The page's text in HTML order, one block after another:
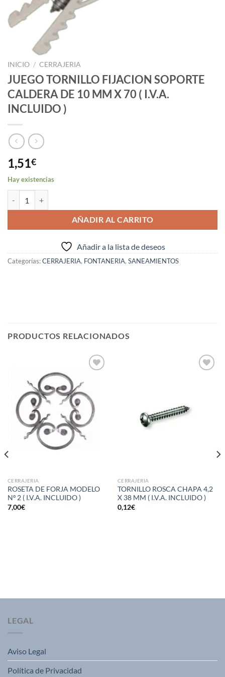
INICIO / CERRAJERIA
JUEGO TORNILLO FIJACION SOPORTE
CALDERA DE 10 MM X 70 ( I.V.A.
INCLUIDO )
1,51€
Hay existencias
AÑADIR AL CARRITO
Añadir a la lista de deseos
Categorías:CERRAJERIA, FONTANERIA, SANEAMIENTOS
PRODUCTOS RELACIONADOS
deseos
CERRAJERIA
ROSETA DE FORJA MODELO
Nº 2 ( I.V.A. INCLUIDO )
7,00€
CERRAJERIA
TORNILLO ROSCA CHAPA 4,2
X 38 MM ( I.V.A. INCLUIDO )
0,12€
LEGAL
Aviso Legal
Política de Privacidad